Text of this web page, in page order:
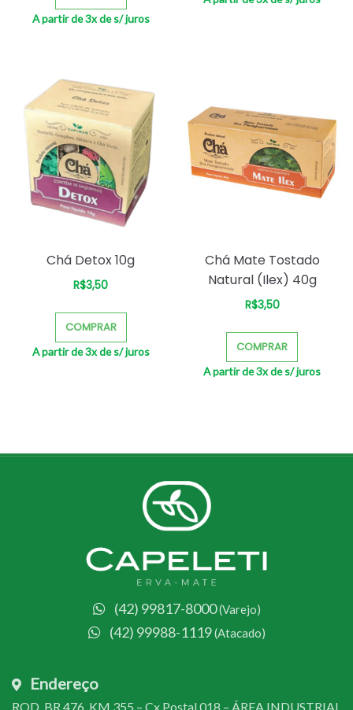
A partir de 3x des/ juros
Chá Detox 10g
R$3,50
COMPRAR
A partir de 3x des/ juros
Chá Mate Tostado
Natural (Ilex) 40g
R$3,50
COMPRAR
A partir de 3x des/ juros
(42) 99817-8000(Varejo)
(42) 99988-1119(Atacado)
Endereço
ROD. BR 476, KM 355 – Cx.Postal 018 – ÁREA INDUSTRIAL